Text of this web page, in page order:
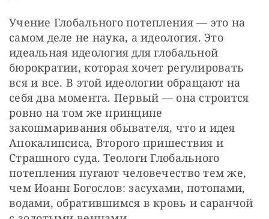
Учение Глобального потепления — это на
самом деле не наука, а идеология. Это
идеальная идеология для глобальной
бюрократии, которая хочет регулировать
вся и все. В этой идеологии обращают на
себя два момента. Первый — она строится
ровно на том же принципе
закошмаривания обывателя, что и идея
Апокалипсиса, Второго пришествия и
Страшного суда. Теологи Глобального
потепления пугают человечество тем же,
чем Иоанн Богослов: засухами, потопами,
водами, обратившимся в кровь и саранчой